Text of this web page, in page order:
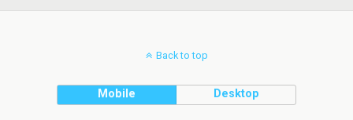
Back to top
Mobile Desktop